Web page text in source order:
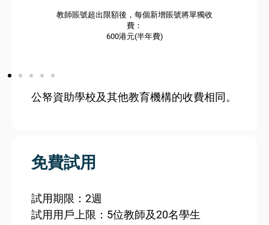
教師賬號超出限額後，每個新增賬號將單獨收
費：
600港元(半年費)
公帑資助學校及其他教育機構的收費相同。
免費試用
試用期限：2週
試用用戶上限：5位教師及20名學生